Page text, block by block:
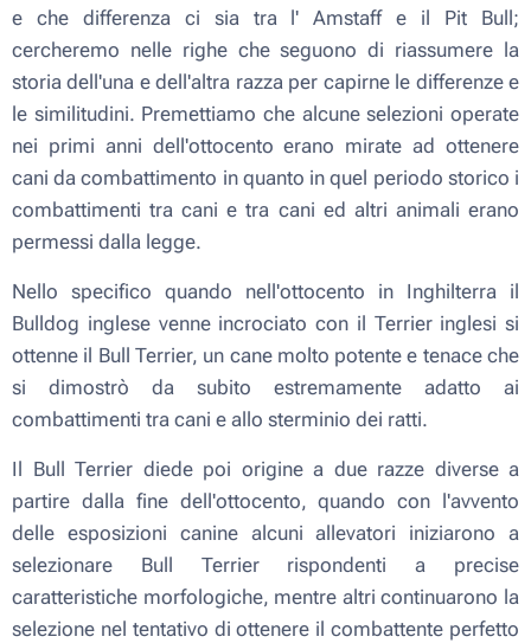
e che differenza ci sia tra l' Amstaff e il Pit Bull;
cercheremo nelle righe che seguono di riassumere la
storia dell'una e dell'altra razza per capirne le differenze e
le similitudini. Premettiamo che alcune selezioni operate
nei primi anni dell'ottocento erano mirate ad ottenere
cani da combattimento in quanto in quel periodo storico i
combattimenti tra cani e tra cani ed altri animali erano
permessi dalla legge.
Nello specifico quando nell'ottocento in Inghilterra il
Bulldog inglese venne incrociato con il Terrier inglesi si
ottenne il Bull Terrier, un cane molto potente e tenace che
si dimostrò da subito estremamente adatto ai
combattimenti tra cani e allo sterminio dei ratti.
Il Bull Terrier diede poi origine a due razze diverse a
partire dalla fine dell'ottocento, quando con l'avvento
delle esposizioni canine alcuni allevatori iniziarono a
selezionare Bull Terrier rispondenti a precise
caratteristiche morfologiche, mentre altri continuarono la
selezione nel tentativo di ottenere il combattente perfetto